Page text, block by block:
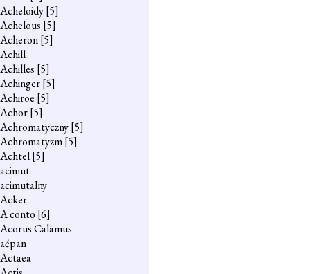
Acheloidy[5]
Achelous [5]
Acheron[5]
Achill
Achilles [5]
Achinger[5]
Achiroe [5]
Achor[5]
Achromatyczny[5]
Achromatyzm[5]
Achtel[5]
acimut
acimutalny
Acker
A conto [6]
Acorus Calamus
aćpan
Actaea